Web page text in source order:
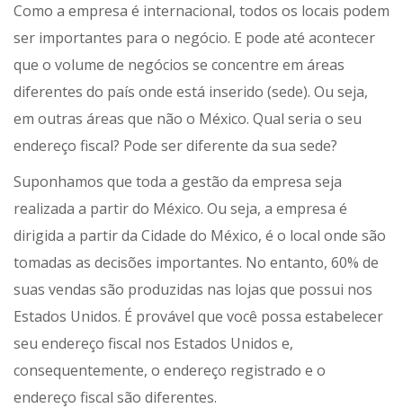
Como a empresa é internacional, todos os locais podem
ser importantes para o negócio. E pode até acontecer
que o volume de negócios se concentre em áreas
diferentes do país onde está inserido (sede). Ou seja,
em outras áreas que não o México. Qual seria o seu
endereço fiscal? Pode ser diferente da sua sede?
Suponhamos que toda a gestão da empresa seja
realizada a partir do México. Ou seja, a empresa é
dirigida a partir da Cidade do México, é o local onde são
tomadas as decisões importantes. No entanto, 60% de
suas vendas são produzidas nas lojas que possui nos
Estados Unidos. É provável que você possa estabelecer
seu endereço fiscal nos Estados Unidos e,
consequentemente, o endereço registrado e o
endereço fiscal são diferentes.